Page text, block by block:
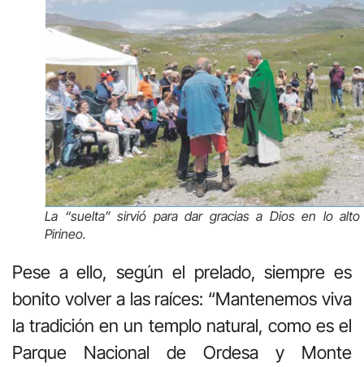
La “suelta” sirvió para dar gracias a Dios en lo
Pirineo.
Pese a ello, según el prelado, siempre es
bonito volver a las raíces: “Mantenemos viva
la tradición en un templo natural, como es el
Parque Nacional de Ordesa y Monte